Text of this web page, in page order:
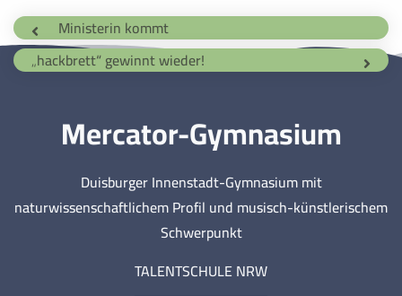
Ministerin kommt
„hackbrett“ gewinnt wieder!
Mercator-Gymnasium
Duisburger Innenstadt-Gymnasium mit
naturwissenschaftlichem Profil und musisch-künstlerischem
Schwerpunkt
TALENTSCHULE NRW